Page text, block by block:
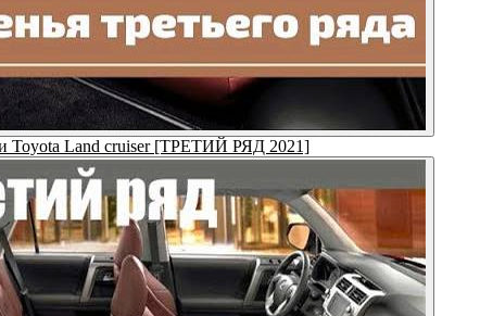
и Toyota Land cruiser [ТРЕТИЙ РЯД 2021]